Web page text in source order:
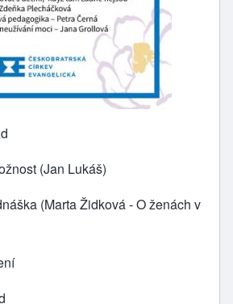
(Jan Lukáš)
(Marta Židková - O ženách v